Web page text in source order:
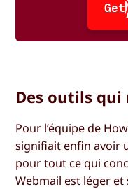
Get
Des outils
Pour l’équipe de
signifiait enfin avoir
pour tout ce qui
Webmail est léger